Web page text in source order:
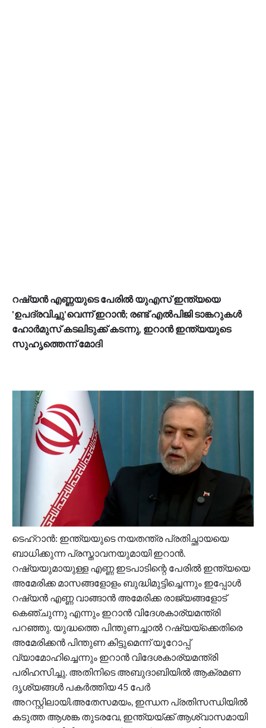
റഷ്യൻ എണ്ണയുടെ പേരിൽ യുഎസ് ഇന്ത്യയെ
'ഉപദ്രവിച്ചു'വെന്ന് ഇറാൻ; രണ്ട് എൽപിജി ടാങ്കറുകൾ
ഹോർമുസ് കടലിടുക്ക് കടന്നു, ഇറാൻ ഇന്ത്യയുടെ
സുഹൃത്തെന്ന് മോദി
ടെഹ്റാൻ: ഇന്ത്യയുടെ നയതന്ത്ര പ്രതിച്ഛായയെ
ബാധിക്കുന്ന പ്രസ്താവനയുമായി ഇറാൻ.
റഷ്യയുമായുള്ള എണ്ണ ഇടപാടിന്റെ പേരിൽ ഇന്ത്യയെ
അമേരിക്ക മാസങ്ങളോളം ബുദ്ധിമുട്ടിച്ചെന്നും ഇപ്പോൾ
റഷ്യൻ എണ്ണ വാങ്ങാൻ അമേരിക്ക രാജ്യങ്ങളോട്
കെഞ്ചുന്നു എന്നും ഇറാൻ വിദേശകാര്യമന്ത്രി
പറഞ്ഞു. യുദ്ധത്തെ പിന്തുണച്ചാൽ റഷ്യയ്ക്കെതിരെ
അമേരിക്കൻ പിന്തുണ കിട്ടുമെന്ന് യൂറോപ്പ്
വ്യാമോഹിച്ചെന്നും ഇറാൻ വിദേശകാര്യമന്ത്രി
പരിഹസിച്ചു. അതിനിടെ അബുദാബിയിൽ ആക്രമണ
ദൃശ്യങ്ങൾ പകർത്തിയ 45 പേർ
അറസ്റ്റിലായി.അതേസമയം, ഇന്ധന പ്രതിസന്ധിയിൽ
കടുത്ത ആശങ്ക തുടരവേ, ഇന്ത്യയ്ക്ക് ആശ്വാസമായി